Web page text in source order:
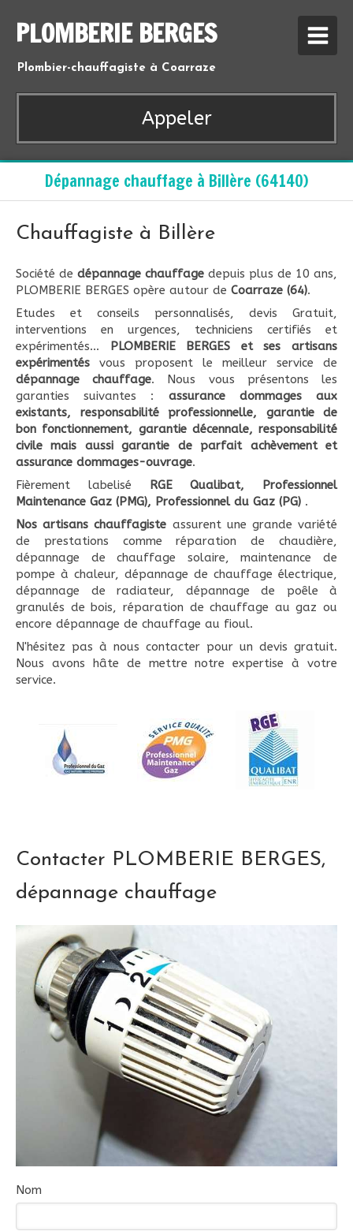
PLOMBERIE BERGES
Plombier-chauffagiste à Coarraze
Appeler
Dépannage chauffage à Billère (64140)
Chauffagiste à Billère
Société de dépannage chauffage depuis plus de 10 ans,
PLOMBERIE BERGES opère autour de Coarraze (64).
Etudes et conseils personnalisés, devis Gratuit,
interventions en urgences, techniciens certifiés et
expérimentés... PLOMBERIE BERGES et ses artisans
expérimentés vous proposent le meilleur service de
dépannage chauffage. Nous vous présentons les
garanties suivantes : assurance dommages aux
existants, responsabilité professionnelle, garantie de
bon fonctionnement, garantie décennale, responsabilité
civile mais aussi garantie de parfait achèvement et
assurance dommages-ouvrage.
Fièrement labelisé RGE Qualibat, Professionnel
Maintenance Gaz (PMG), Professionnel du Gaz (PG) .
Nos artisans chauffagiste assurent une grande variété
de prestations comme réparation de chaudière,
dépannage de chauffage solaire, maintenance de
pompe à chaleur, dépannage de chauffage électrique,
dépannage de radiateur, dépannage de poêle à
granulés de bois, réparation de chauffage au gaz ou
encore dépannage de chauffage au fioul.
N'hésitez pas à nous contacter pour un devis gratuit.
Nous avons hâte de mettre notre expertise à votre
service.
Contacter PLOMBERIE BERGES,
dépannage chauffage
Nom